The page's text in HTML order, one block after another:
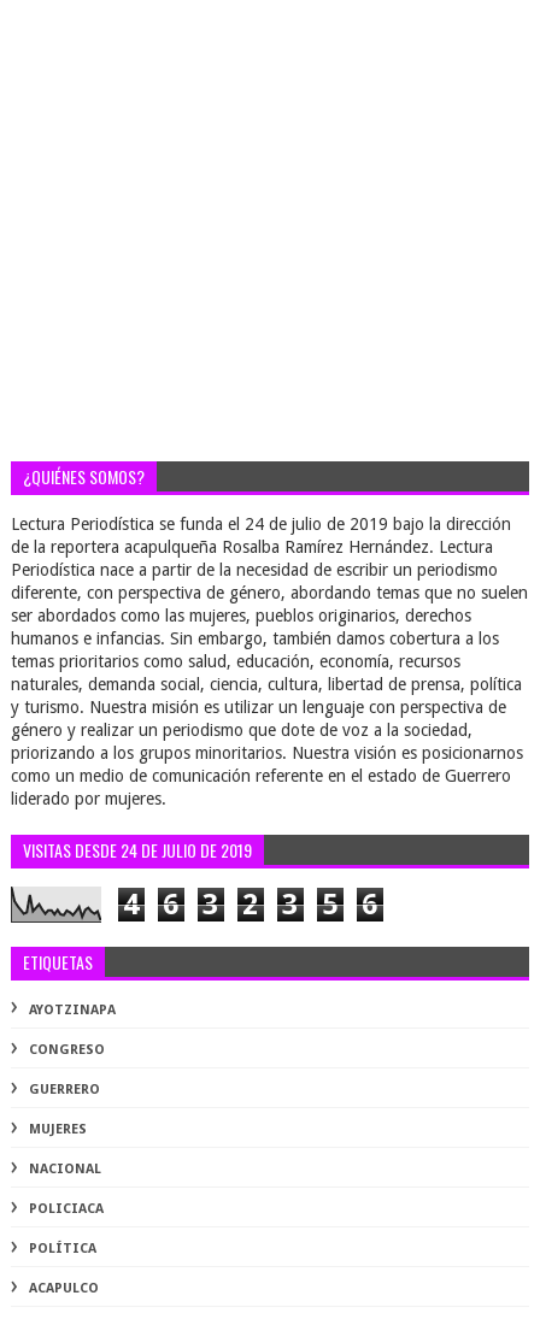
¿QUIÉNES SOMOS?
Lectura Periodística se funda el 24 de julio de 2019 bajo la dirección
de la reportera acapulqueña Rosalba Ramírez Hernández. Lectura
Periodística nace a partir de la necesidad de escribir un periodismo
diferente, con perspectiva de género, abordando temas que no suelen
ser abordados como las mujeres, pueblos originarios, derechos
humanos e infancias. Sin embargo, también damos cobertura a los
temas prioritarios como salud, educación, economía, recursos
naturales, demanda social, ciencia, cultura, libertad de prensa, política
y turismo. Nuestra misión es utilizar un lenguaje con perspectiva de
género y realizar un periodismo que dote de voz a la sociedad,
priorizando a los grupos minoritarios. Nuestra visión es posicionarnos
como un medio de comunicación referente en el estado de Guerrero
liderado por mujeres.
VISITAS DESDE 24 DE JULIO DE 2019
4 6 3 2 3 5 6
ETIQUETAS
AYOTZINAPA
CONGRESO
GUERRERO
MUJERES
NACIONAL
POLICIACA
POLÍTICA
ACAPULCO